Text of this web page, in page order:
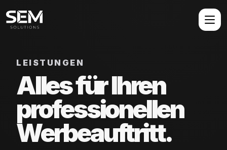
LEISTUNGEN
Alles für Ihren
professionellen
Werbeauftritt.